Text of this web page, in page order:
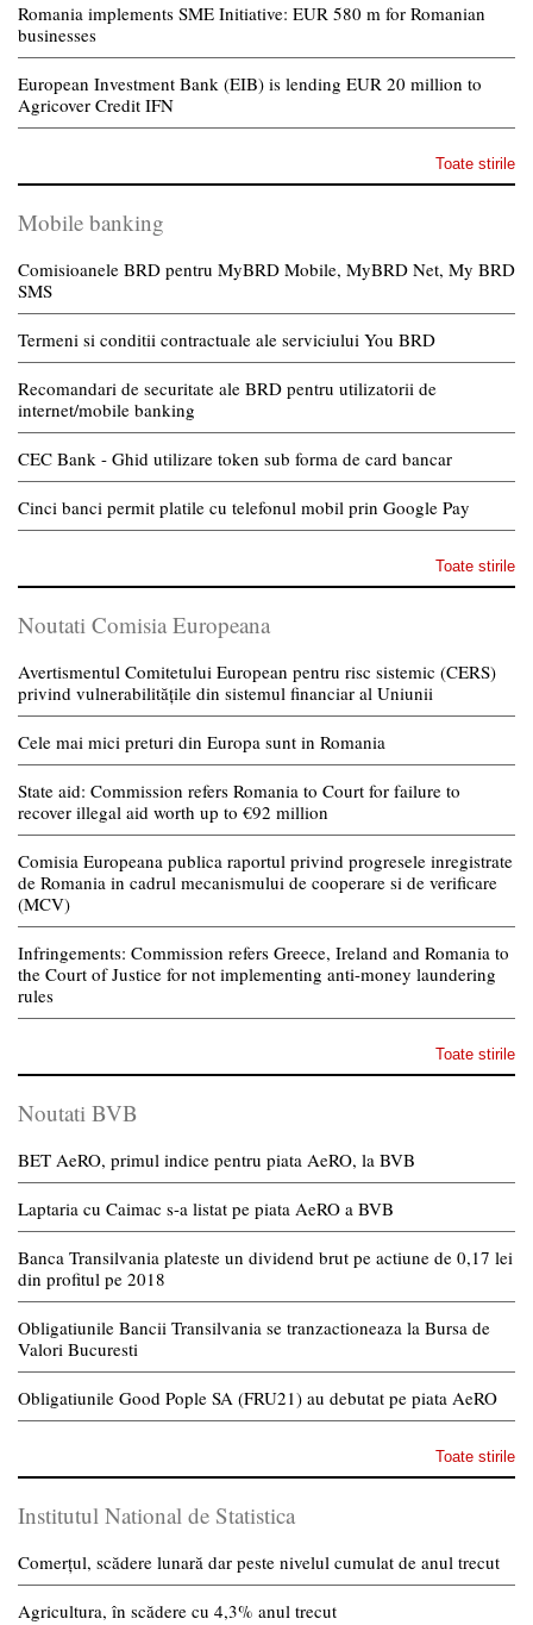
Romania implements SME Initiative: EUR 580 m for Romanian
businesses
European Investment Bank (EIB) is lending EUR 20 million to
Agricover Credit IFN
Toate stirile
Mobile banking
Comisioanele BRD pentru MyBRD Mobile, MyBRD Net, My BRD
SMS
Termeni si conditii contractuale ale serviciului You BRD
Recomandari de securitate ale BRD pentru utilizatorii de
internet/mobile banking
CEC Bank - Ghid utilizare token sub forma de card bancar
Cinci banci permit platile cu telefonul mobil prin Google Pay
Toate stirile
Noutati Comisia Europeana
Avertismentul Comitetului European pentru risc sistemic (CERS)
privind vulnerabilitățile din sistemul financiar al Uniunii
Cele mai mici preturi din Europa sunt in Romania
State aid: Commission refers Romania to Court for failure to
recover illegal aid worth up to €92 million
Comisia Europeana publica raportul privind progresele inregistrate
de Romania in cadrul mecanismului de cooperare si de verificare
(MCV)
Infringements: Commission refers Greece, Ireland and Romania to
the Court of Justice for not implementing anti-money laundering
rules
Toate stirile
Noutati BVB
BET AeRO, primul indice pentru piata AeRO, la BVB
Laptaria cu Caimac s-a listat pe piata AeRO a BVB
Banca Transilvania plateste un dividend brut pe actiune de 0,17 lei
din profitul pe 2018
Obligatiunile Bancii Transilvania se tranzactioneaza la Bursa de
Valori Bucuresti
Obligatiunile Good Pople SA (FRU21) au debutat pe piata AeRO
Toate stirile
Institutul National de Statistica
Comerțul, scădere lunară dar peste nivelul cumulat de anul trecut
Agricultura, în scădere cu 4,3% anul trecut